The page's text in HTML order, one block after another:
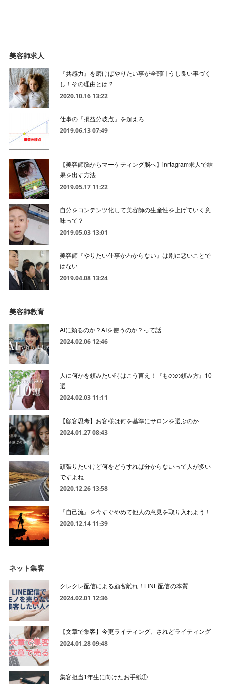
美容師求人
『共感力』を磨けばやりたい事が全部叶うし良い事づく
し！その理由とは？
2020.10.16 13:22
仕事の『損益分岐点』を超えろ
2019.06.13 07:49
【美容師脳からマーケティング脳へ】inrtagram求人で結
果を出す方法
2019.05.17 11:22
自分をコンテンツ化して美容師の生産性を上げていく意
味って？
2019.05.03 13:01
美容師『やりたい仕事かわからない』は別に悪いことで
はない
2019.04.08 13:24
美容師教育
AIに頼るのか？AIを使うのか？って話
2024.02.06 12:46
人に何かを頼みたい時はこう言え！『ものの頼み方』10
選
2024.02.03 11:11
【顧客思考】お客様は何を基準にサロンを選ぶのか
2024.01.27 08:43
頑張りたいけど何をどうすれば分からないって人が多い
ですよね
2020.12.26 13:58
『自己流』を今すぐやめて他人の意見を取り入れよう！
2020.12.14 11:39
ネット集客
クレクレ配信による顧客離れ！LINE配信の本質
2024.02.01 12:36
【文章で集客】今更ライティング、されどライティング
2024.01.28 09:48
集客担当1年生に向けたお手紙①